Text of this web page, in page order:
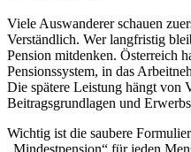
Viele Auswanderer schauen
Verständlich. Wer langfristig
Pension mitdenken. Österreich
Pensionssystem, in das
Die spätere Leistung hängt von
Beitragsgrundlagen und
Wichtig ist die saubere